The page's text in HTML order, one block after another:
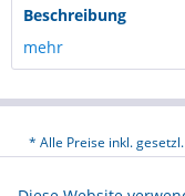
Beschreibung
mehr
* Alle Preise inkl.